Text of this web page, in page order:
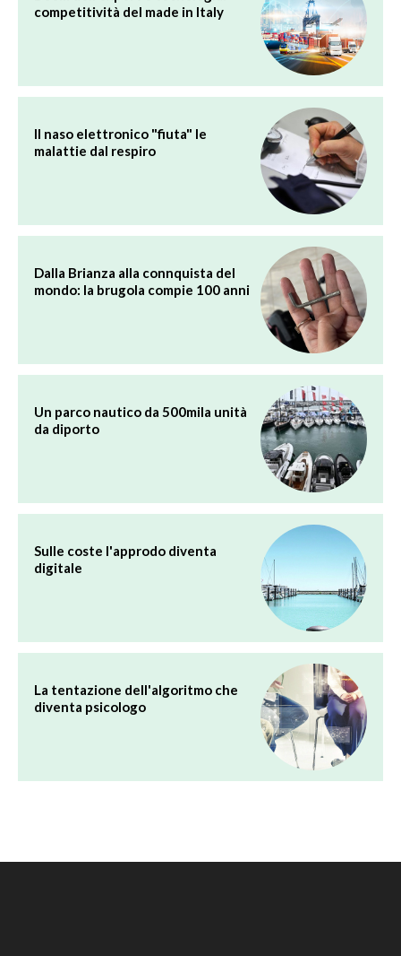
competitività del made in Italy
Il naso elettronico "fiuta" le
malattie dal respiro
Dalla Brianza alla connquista del
mondo: la brugola compie 100 anni
Un parco nautico da 500mila unità
da diporto
Sulle coste l'approdo diventa
digitale
La tentazione dell'algoritmo che
diventa psicologo